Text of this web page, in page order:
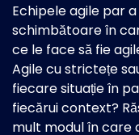
Echipele agile par
schimbătoare în
ce le face să fie
Agile cu strictețe
fiecare situație în
fiecărui context?
mult modul în care